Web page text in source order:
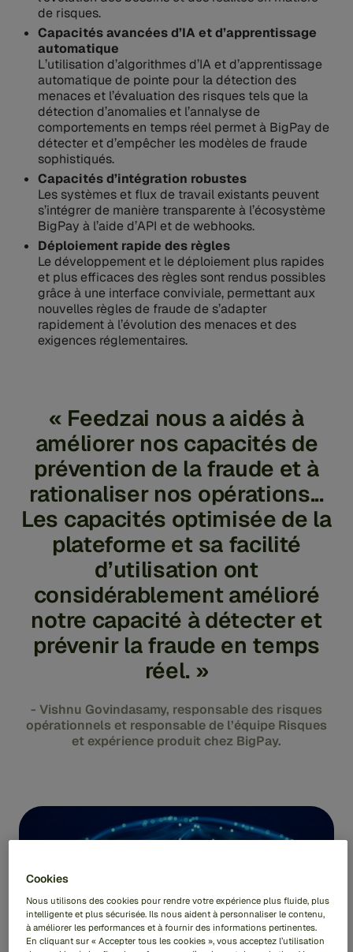
de risques.
Capacités avancées d’IA et d’apprentissage
automatique
L’utilisation d’algorithmes d’IA et d’apprentissage
automatique de pointe pour la détection des
menaces et l’évaluation des risques tels que la
détection d’anomalies et l’annalyse de
comportements en temps réel permet à BigPay de
détecter et d’empêcher les modèles de fraude
sophistiqués.
Capacités d’intégration robustes
Les systèmes et flux de travail existants peuvent
s’intégrer de manière transparente à l’écosystème
BigPay à l’aide d’API et de webhooks.
Déploiement rapide des règles
Le développement et le déploiement plus rapides
et plus efficaces des règles sont rendus possibles
grâce à une interface conviviale, permettant aux
nouvelles règles de fraude de s’adapter
rapidement à l’évolution des menaces et des
exigences réglementaires.
« Feedzai nous a aidés à
améliorer nos capacités de
prévention de la fraude et à
rationaliser nos opérations...
Les capacités optimisée de la
plateforme et sa facilité
d’utilisation ont
considérablement amélioré
notre capacité à détecter et
prévenir la fraude en temps
réel. »
- Vishnu Govindasamy, responsable des risques
opérationnels et responsable de l’équipe Risques
et expérience produit chez BigPay.
Le partenariat avec Feedzai a apporté des avantages
Cookies
Nous utilisons des cookies pour rendre votre expérience plus fluide, plus
intelligente et plus sécurisée. Ils nous aident à personnaliser le contenu,
à améliorer les performances et à fournir des informations pertinentes.
En cliquant sur « Accepter tous les cookies », vous acceptez l’utilisation